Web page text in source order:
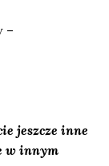
–
jeszcze inne
w innym